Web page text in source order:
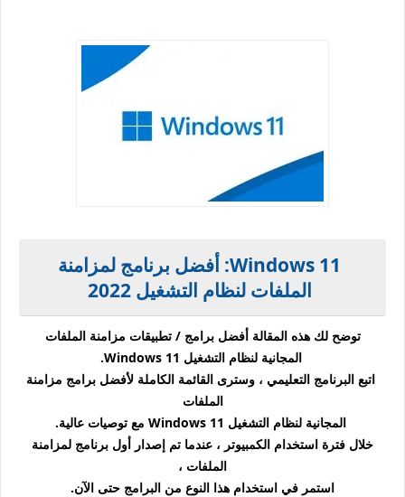
Windows 11: أفضل برنامج لمزامنة
الملفات لنظام التشغيل 2022
توضح لك هذه المقالة أفضل برامج / تطبيقات مزامنة الملفات
المجانية لنظام التشغيل Windows 11.
اتبع البرنامج التعليمي ، وسترى القائمة الكاملة لأفضل برامج مزامنة
الملفات
المجانية لنظام التشغيل Windows 11 مع توصيات عالية.
خلال فترة استخدام الكمبيوتر ، عندما تم إصدار أول برنامج لمزامنة
الملفات ،
استمر في استخدام هذا النوع من البرامج حتى الآن.